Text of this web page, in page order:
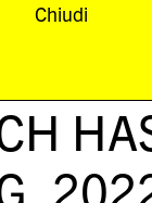
Chiudi
,